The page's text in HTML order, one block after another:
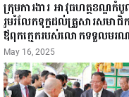
ក្រុមការងារ អាវុធហត្ថខណ្ឌ
រួមរំលែកទុក្ខដល់គ្រួសារសមា
ឪពុកក្មេករបស់លោកទទួលមរ
May 16, 2025